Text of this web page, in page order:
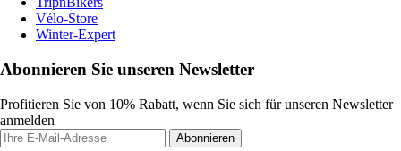
Vélo-Store
Winter-Expert
Abonnieren Sie unseren Newsletter
Profitieren Sie von 10% Rabatt, wenn Sie sich für unseren Newsletter
anmelden
Abonnieren